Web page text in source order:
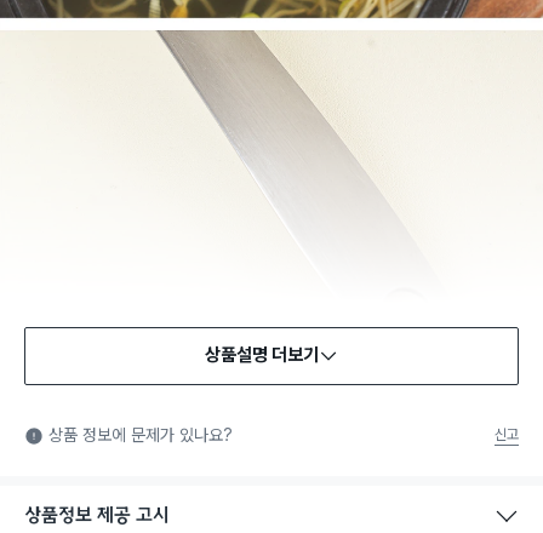
식품용 기구: 식품위생법에서 정한 규격에 따라 제조되어 식품 또
는 식품첨가물에 사용할 수 있는 식품용기구라는 표시입니다.
상품설명 더보기
상품 정보에 문제가 있나요? 신고
상품정보 제공 고시